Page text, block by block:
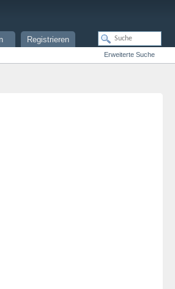
Registrieren
Erweiterte Suche